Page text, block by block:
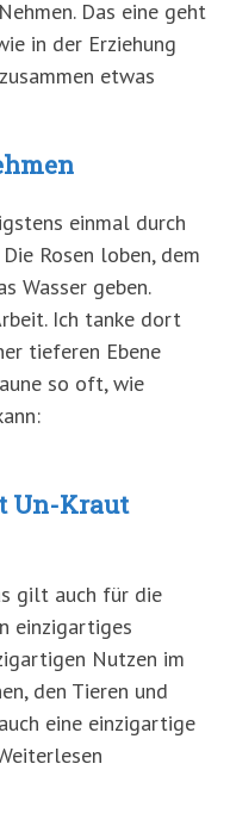
Das eine geht
in der Erziehung
etwas
einmal durch
Rosen loben, dem
Wasser geben.
Ich tanke dort
tieferen Ebene
so oft, wie
Un-Kraut
gilt auch für die
einzigartiges
Nutzen im
den Tieren und
eine einzigartige